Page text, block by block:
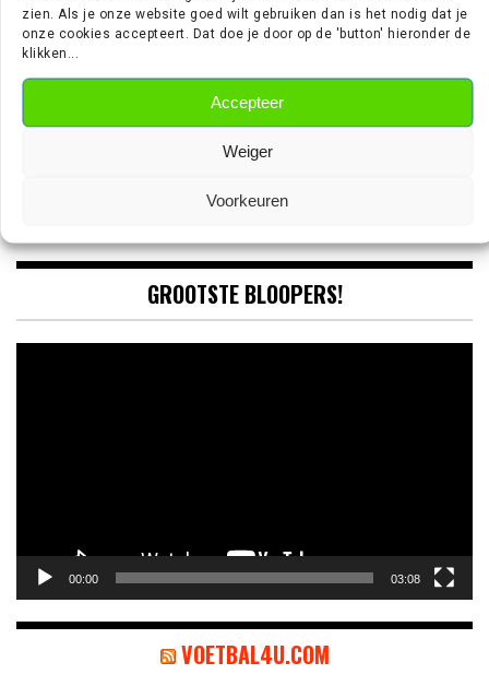
zien. Als je onze website goed wilt gebruiken dan is het nodig dat je
onze cookies accepteert. Dat doe je door op de 'button' hieronder de
klikken...
Accepteer
Weiger
Voorkeuren
‘Sunderland aast op de handtekening van Ernst Poku’
‘Ajax wil nog vijf nieuwe spelers halen’
‘PSV meldt zich in Alkmaar voor 24-jarige Troy Parrott’
VOETBALSNAFU OP TIKTOK
GROOTSTE BLOOPERS!
00:00 03:08
VOETBAL4U.COM